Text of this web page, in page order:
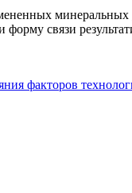
связи
факторов